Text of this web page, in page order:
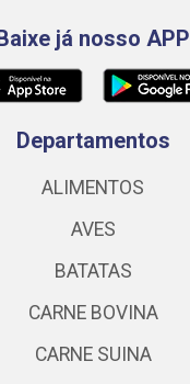
Baixe já nosso APP
Departamentos
ALIMENTOS
AVES
BATATAS
CARNE BOVINA
CARNE SUINA